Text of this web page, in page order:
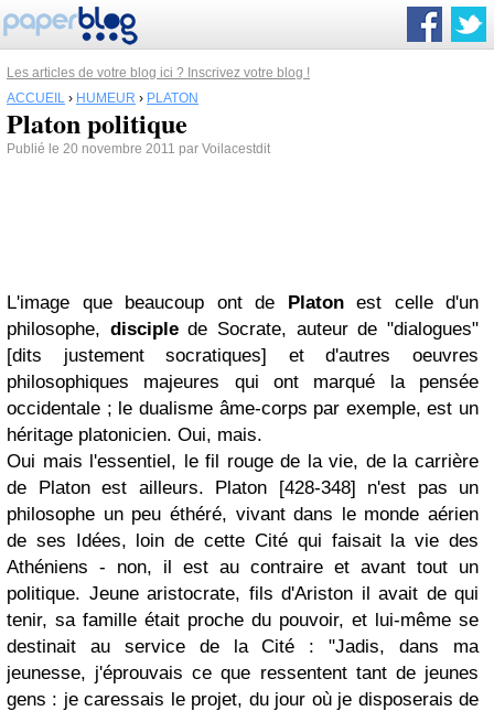
Les articles de votre blog ici ? Inscrivez votre blog !
ACCUEIL › HUMEUR › PLATON
Platon politique
Publié le 20 novembre 2011 par Voilacestdit
L'image que beaucoup ont de Platonest celle d'un
philosophe, disciplede Socrate, auteur de "dialogues"
[dits justement socratiques] et d'autres oeuvres
philosophiques majeures qui ont marqué la pensée
occidentale ; le dualisme âme-corps par exemple, est un
héritage platonicien. Oui, mais.
Oui mais l'essentiel, le fil rouge de la vie, de la carrière
de Platon est ailleurs. Platon [428-348] n'est pas un
philosophe un peu éthéré, vivant dans le monde aérien
de ses Idées, loin de cette Cité qui faisait la vie des
Athéniens - non, il est au contraire et avant tout un
politique. Jeune aristocrate, fils d'Ariston il avait de qui
tenir, sa famille était proche du pouvoir, et lui-même se
destinait au service de la Cité : "Jadis, dans ma
jeunesse, j'éprouvais ce que ressentent tant de jeunes
gens : je caressais le projet, du jour où je disposerais de